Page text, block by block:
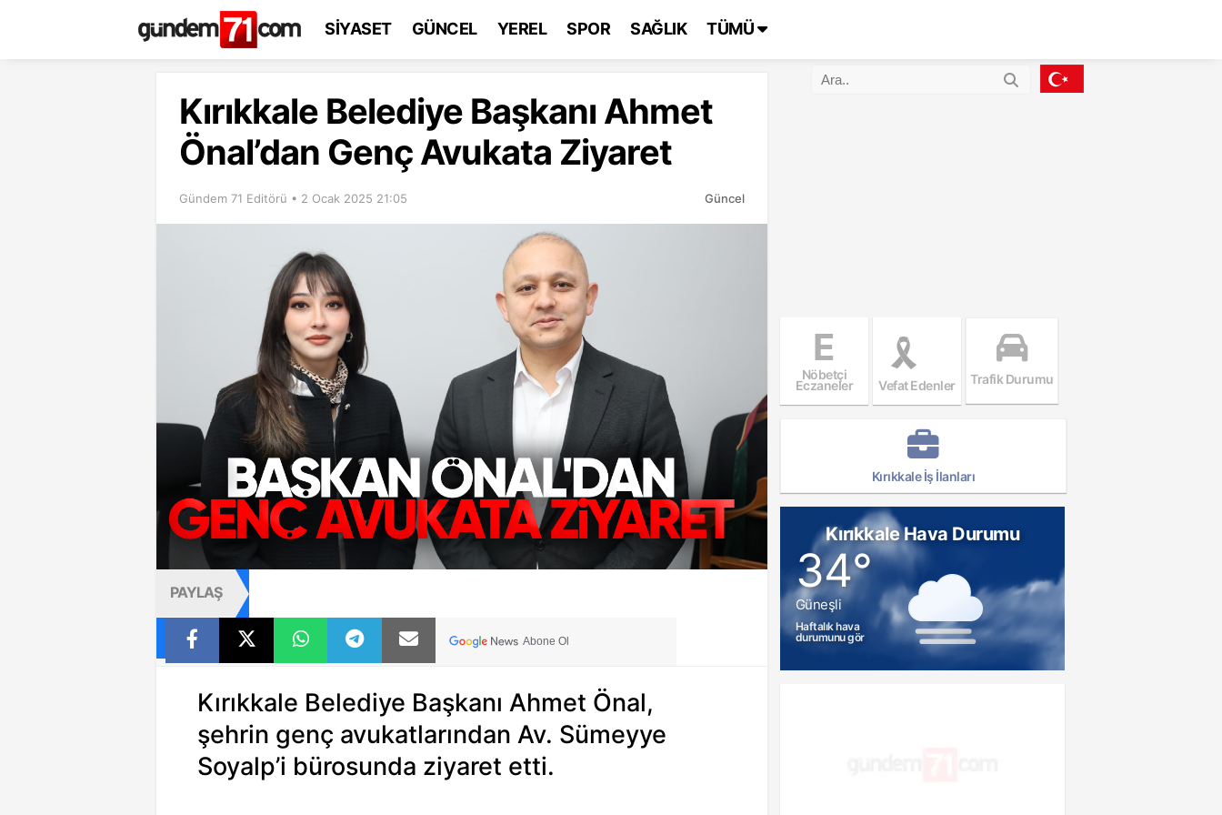
SİYASET GÜNCEL YEREL SPOR SAĞLIK TÜMÜ
Kırıkkale Belediye Başkanı Ahmet
Önal’dan Genç Avukata Ziyaret
Gündem 71 Editörü • 2 Ocak 2025 21:05 Güncel
PAYLAŞ
Abone Ol
Kırıkkale Belediye Başkanı Ahmet Önal,
şehrin genç avukatlarından Av. Sümeyye
Soyalp’i bürosunda ziyaret etti.
E
Nöbetçi
Eczaneler Vefat Edenler Trafik Durumu
Kırıkkale İş İlanları
Kırıkkale Hava Durumu
34°
Güneşli
Haftalık hava
durumunu gör